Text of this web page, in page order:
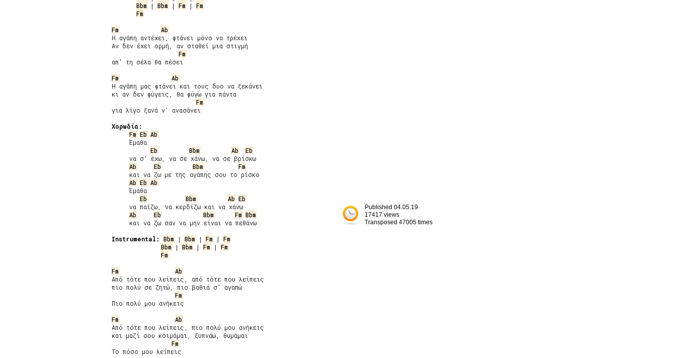
Bbm | Bbm | Fm | Fm
Fm
Fm
Ab
Η αγάπη αντέχει, φτάνει μόνο να τρέχει
Αν δεν έχει ορμή, αν σταθεί μια στιγμή
Fm
απ' τη σέλα θα πέσει
Fm
Ab
Η αγάπη μας φτάνει και τους δυο να ξεκάνει
κι αν δεν φύγεις, θα φύγω για πάντα
Fm
για λίγο ξανά ν' ανασάνει
Χορωδία:
Fm Eb Ab
     Έμαθα
Eb
Bbm Ab
Eb
     να σ' έχω, να σε χάνω, να σε βρίσκω
Ab
Eb Bbm
Fm
     και να ζω με της αγάπης σου το ρίσκο
Ab Eb Ab
     Έμαθα
Eb
Bbm Ab Eb
     να παίζω, να κερδίζω και να χάνω
Ab
Eb Bbm Fm Bbm
     και να ζω σαν να μην είναι να πεθάνω
Instrumental:
Bbm | Bbm | Fm | Fm
Bbm | Bbm | Fm | Fm
Fm
Fm
Ab
Από τότε που λείπεις, από τότε που λείπεις
πιο πολύ σε ζητώ, πιο βαθιά σ' αγαπώ
Fm
Πιο πολύ μου ανήκεις
Fm
Ab
Από τότε που λείπεις, πιο πολύ μου ανήκεις
και μαζί σου κοιμάμαι, ξυπνάω, θυμάμαι
Fm
Το πόσο μου λείπεις
Published 04.05.19
17417 views
Transposed 47005 times